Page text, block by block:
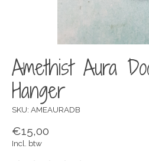
Amethist Aura
Hanger
SKU: AMEAURADB
€15,00
Incl. btw